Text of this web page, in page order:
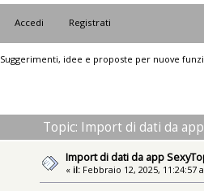
Accedi Registrati
Suggerimenti, idee e proposte per nuove
Topic: Import di dati da
Import di dati da app
« il: Febbraio 12, 2025, 11:24:57